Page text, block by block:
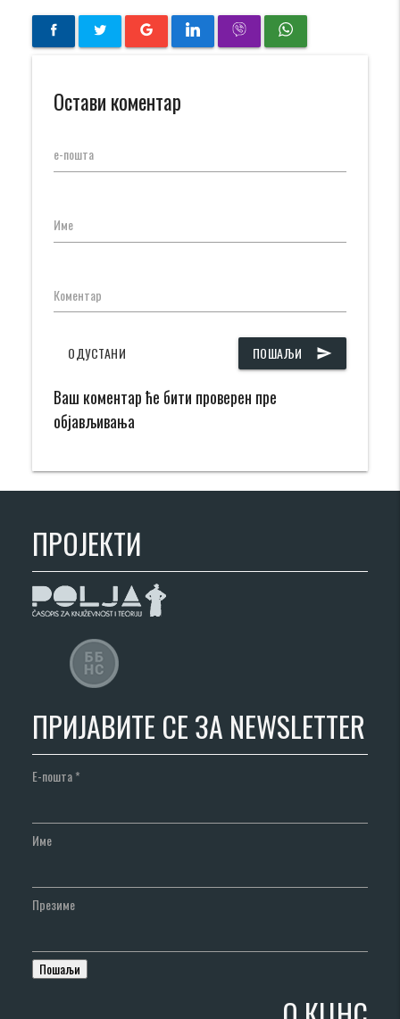
Остави коментар
е-пошта
Име
Коментар
ПОШАЉИ send
ОДУСТАНИ
Ваш коментар ће бити проверен пре
објављивања
ПРОЈЕКТИ
ПРИЈАВИТЕ СЕ ЗА NEWSLETTER
Е-пошта*
Име
Презиме